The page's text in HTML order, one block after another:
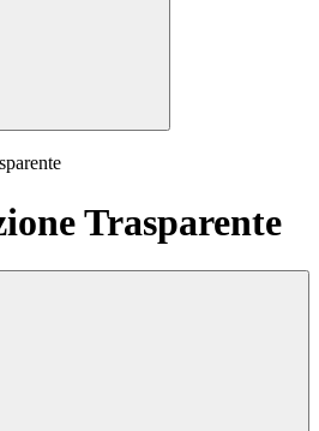
Trasparente